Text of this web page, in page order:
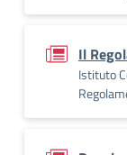
Il
Istituto